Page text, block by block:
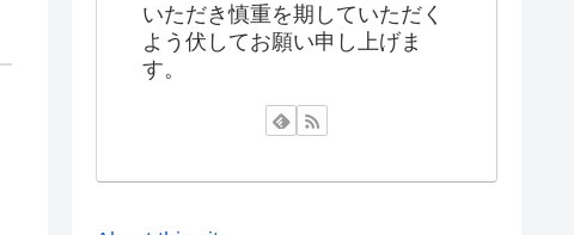
いただき慎重を期していただく
よう伏してお願い申し上げま
す。